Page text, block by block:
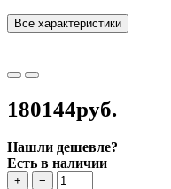
Все характеристики
180144руб.
Нашли дешевле?
Есть в наличии
+
−